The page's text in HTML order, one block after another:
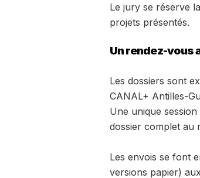
Le jury se réserve
projets présentés.
Un rendez-vous
Les dossiers sont
CANAL+ Antilles-
Une unique
dossier complet au
Les envois se font
versions papier)